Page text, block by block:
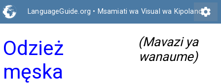
LanguageGuide.org • Msamiati wa Visual wa Kipolandisettings
Odzież
męska
(Mavazi ya
wanaume)